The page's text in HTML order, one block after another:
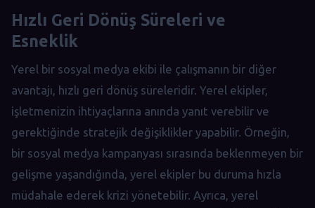
Hızlı Geri Dönüş Süreleri ve
Esneklik
Yerel bir sosyal medya ekibi ile çalışmanın bir diğer
avantajı, hızlı geri dönüş süreleridir. Yerel ekipler,
işletmenizin ihtiyaçlarına anında yanıt verebilir ve
gerektiğinde stratejik değişiklikler yapabilir. Örneğin,
bir sosyal medya kampanyası sırasında beklenmeyen bir
gelişme yaşandığında, yerel ekipler bu duruma hızla
müdahale ederek krizi yönetebilir. Ayrıca, yerel